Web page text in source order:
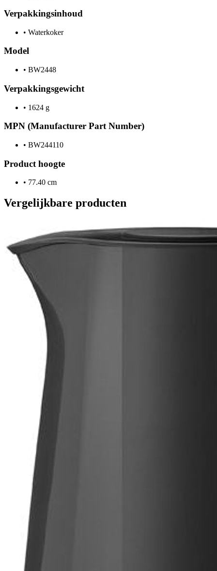
Verpakkingsinhoud
• Waterkoker
Model
• BW2448
Verpakkingsgewicht
• 1624 g
MPN (Manufacturer Part Number)
• BW244110
Product hoogte
• 77.40 cm
Vergelijkbare producten